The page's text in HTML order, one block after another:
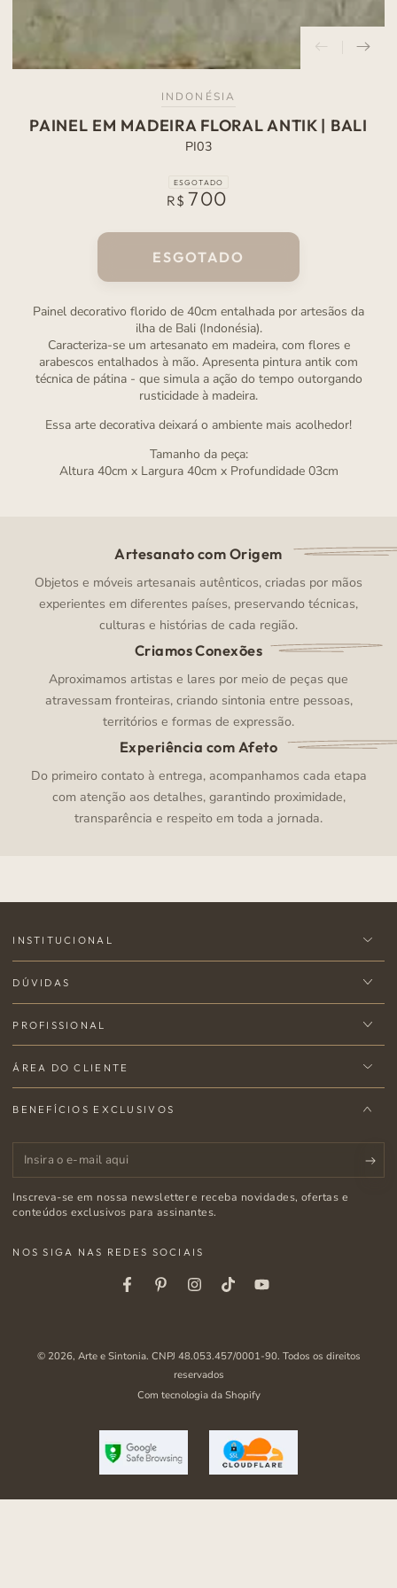
INDONÉSIA
PAINEL EM MADEIRA FLORAL ANTIK | BALI
PI03
Preço
R$ 700
ESGOTADO
ESGOTADO
Painel decorativo florido de 40cm entalhada por artesãos da
ilha de Bali (Indonésia).
Caracteriza-se um artesanato em madeira, com flores e
arabescos entalhados à mão. Apresenta pintura antik com
técnica de pátina - que simula a ação do tempo outorgando
rusticidade à madeira.
Essa arte decorativa deixará o ambiente mais acolhedor!
Tamanho da peça:
Altura 40cm x Largura 40cm x Profundidade 03cm
Artesanato com Origem
Objetos e móveis artesanais autênticos, criadas por mãos
experientes em diferentes países, preservando técnicas,
culturas e histórias de cada região.
Criamos Conexões
Aproximamos artistas e lares por meio de peças que
atravessam fronteiras, criando sintonia entre pessoas,
territórios e formas de expressão.
Experiência com Afeto
Do primeiro contato à entrega, acompanhamos cada etapa
com atenção aos detalhes, garantindo proximidade,
transparência e respeito em toda a jornada.
INSTITUCIONAL
DÚVIDAS
PROFISSIONAL
ÁREA DO CLIENTE
BENEFÍCIOS EXCLUSIVOS
Insira
o
e-
Inscreva-se em nossa newsletter e receba novidades, ofertas e
conteúdos exclusivos para assinantes.
NOS SIGA NAS REDES SOCIAIS
FacebookPinterestInstagramTiktokYoutube
© 2026, Arte e Sintonia. CNPJ 48.053.457/0001-90. Todos os direitos
reservados
Com tecnologia da Shopify